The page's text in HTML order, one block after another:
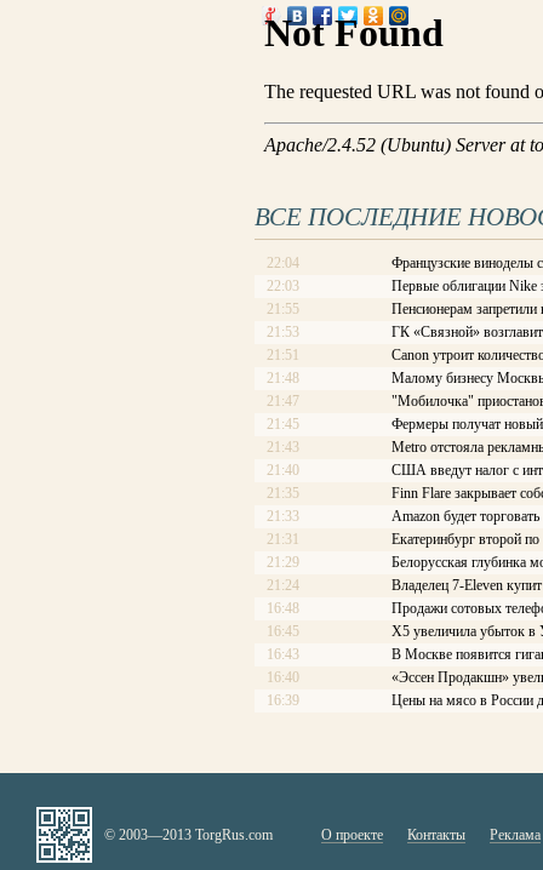
ВСЕ ПОСЛЕДНИЕ
22:04
Французские виноделы
22:03
Первые облигации Nike
21:55
Пенсионерам запретили
21:53
ГК «Связной»
21:51
Canon утроит
21:48
Малому бизнесу
21:47
"Мобилочка"
21:45
Фермеры получат
21:43
Metro отстояла
21:40
США введут налог с
21:35
Finn Flare закрывает
21:33
Amazon будет
21:31
Екатеринбург второй
21:29
Белорусская глубинка
21:24
Владелец 7-Eleven
16:48
Продажи сотовых
16:45
X5 увеличила убыток в
16:43
В Москве появится
16:40
«Эссен Продакшн»
16:39
Цены на мясо в России
© 2003—2013 TorgRus.com О проекте Контакты Реклама